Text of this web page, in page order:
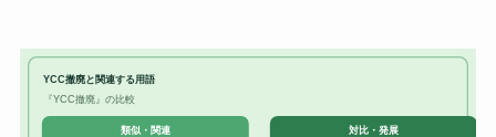
YCC撤廃と関連する用語
『YCC撤廃』の比較
類似・関連 対比・発展